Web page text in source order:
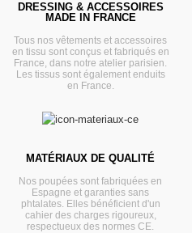
DRESSING & ACCESSOIRES
MADE IN FRANCE
Tous nos vêtements et accessoires
en tissu sont conçus et fabriqués en
France, dans notre atelier parisien.
Les tissus sont également enduits
en France.
MATÉRIAUX DE QUALITÉ
Nos poupées sont fabriquées en
Espagne et garanties sans
phtalates. Elles bénéficient d'un
cahier des charges rigoureux,
respectueux des normes CE.